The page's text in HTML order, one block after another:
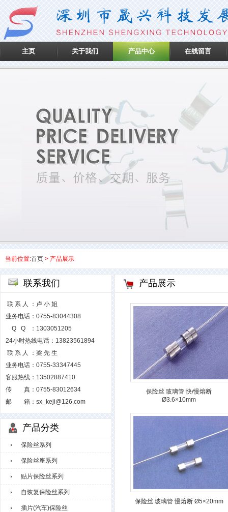
主页 关于我们 产品中心 在线留言
当前位置:首页 > 产品展示
联系我们
联 系 人 ：卢 小 姐
业务电话：0755-83044308
Q Q ：1303051205
24小时热线电话：13823561894
联 系 人 ：梁 先 生
业务电话：0755-33347445
客服热线：13502887410
传 真：0755-83012634
邮 箱：sx_keji@126.com
产品分类
保险丝系列
保险丝座系列
贴片保险丝系列
自恢复保险丝系列
插片(汽车)保险丝
产品展示
保险丝 玻璃管 快/慢熔断
Ø3.6×10mm
保险丝 玻璃管 慢熔断 Ø5×20mm